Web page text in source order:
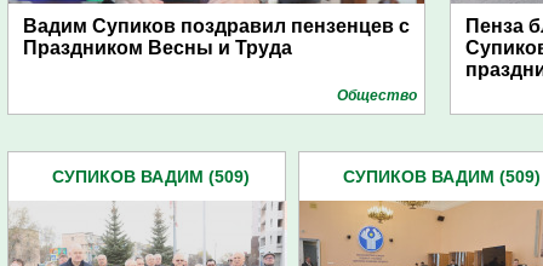
Вадим Супиков поздравил пензенцев с
Праздником Весны и Труда
Общество
Пенза
СУПИКОВ ВАДИМ (509) СУПИКОВ ВАДИМ (509)